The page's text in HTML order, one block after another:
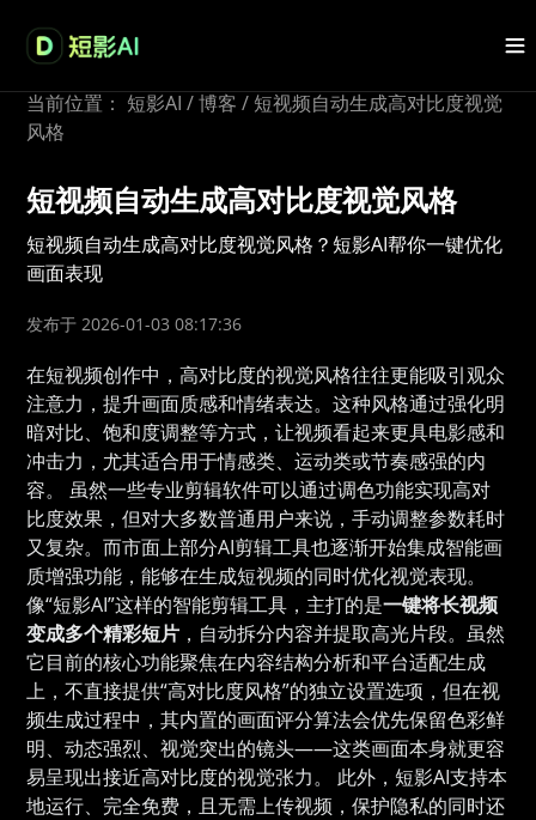
当前位置： 短影AI / 博客 / 短视频自动生成高对比度视觉
风格
短视频自动生成高对比度视觉风格
短视频自动生成高对比度视觉风格？短影AI帮你一键优化
画面表现
发布于 2026-01-03 08:17:36
在短视频创作中，高对比度的视觉风格往往更能吸引观众
注意力，提升画面质感和情绪表达。这种风格通过强化明
暗对比、饱和度调整等方式，让视频看起来更具电影感和
冲击力，尤其适合用于情感类、运动类或节奏感强的内
容。 虽然一些专业剪辑软件可以通过调色功能实现高对
比度效果，但对大多数普通用户来说，手动调整参数耗时
又复杂。而市面上部分AI剪辑工具也逐渐开始集成智能画
质增强功能，能够在生成短视频的同时优化视觉表现。
像“短影AI”这样的智能剪辑工具，主打的是一键将长视频
变成多个精彩短片 ，自动拆分内容并提取高光片段。虽然
它目前的核心功能聚焦在内容结构分析和平台适配生成
上，不直接提供“高对比度风格”的独立设置选项，但在视
频生成过程中，其内置的画面评分算法会优先保留色彩鲜
明、动态强烈、视觉突出的镜头——这类画面本身就更容
易呈现出接近高对比度的视觉张力。 此外，短影AI支持本
地运行、完全免费，且无需上传视频，保护隐私的同时还